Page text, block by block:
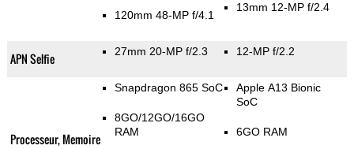
120mm 48-MP f/4.1
13mm 12-MP f/2.4
APN Selfie 27mm 20-MP f/2.3 12-MP f/2.2
Processeur, Memoire
Snapdragon 865 SoC
8GO/12GO/16GO
RAM
Apple A13 Bionic
SoC
6GO RAM